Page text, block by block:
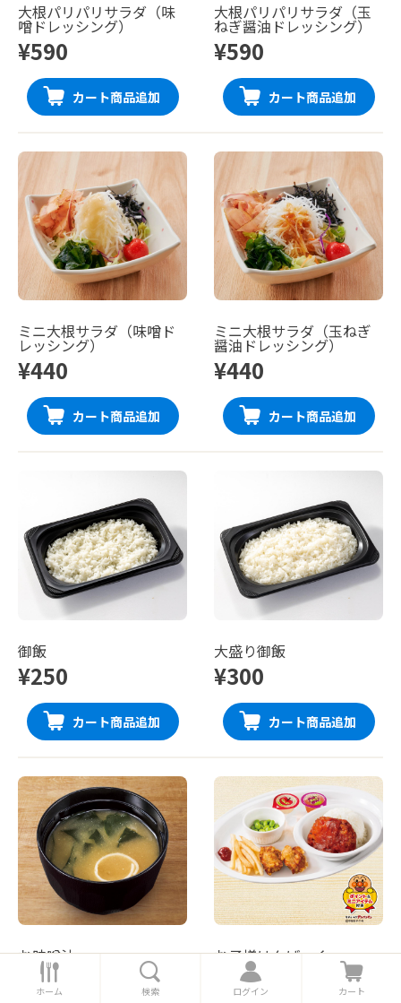
大根パリパリサラダ（味
噌ドレッシング）
¥590
カート商品追加
大根パリパリサラダ（玉
ねぎ醤油ドレッシング）
¥590
カート商品追加
ミニ大根サラダ（味噌ド
レッシング）
¥440
カート商品追加
ミニ大根サラダ（玉ねぎ
醤油ドレッシング）
¥440
カート商品追加
御飯
¥250
カート商品追加
大盛り御飯
¥300
カート商品追加
お味噌汁
¥120
お子様はんばーぐ
¥490
ホ
ー
ホーム 索
検索
ロ
グ
ログイン
カ
ー
カート